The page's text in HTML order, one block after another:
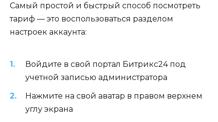
Самый простой и быстрый способ посмотреть
тариф — это воспользоваться разделом
настроек аккаунта:
Войдите в свой портал Битрикс24 под
учетной записью администратора
Нажмите на свой аватар в правом верхнем
углу экрана